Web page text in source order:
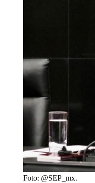
Foto: @SEP_mx.